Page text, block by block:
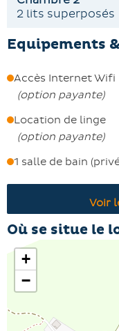
équipements
2 lits superposés
Equipements
Accès Internet Wifi
(option payante)
Location de linge
(option payante)
1 salle de bain
Voir
Où se situe le
+
−